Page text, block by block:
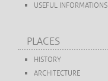
USEFUL INFORMATIONS
PLACES
HISTORY
ARCHITECTURE